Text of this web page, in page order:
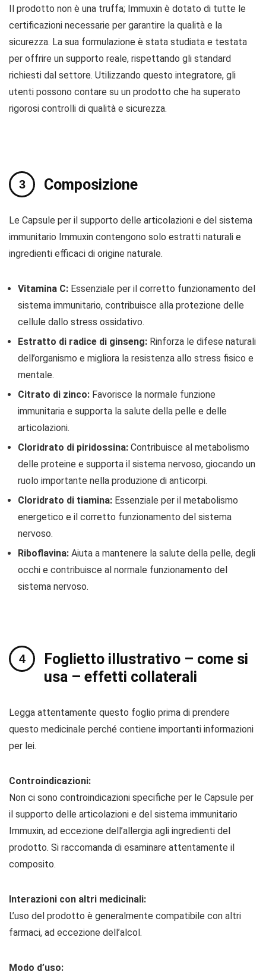
Il prodotto non è una truffa; Immuxin è dotato di tutte le
certificazioni necessarie per garantire la qualità e la
sicurezza. La sua formulazione è stata studiata e testata
per offrire un supporto reale, rispettando gli standard
richiesti dal settore. Utilizzando questo integratore, gli
utenti possono contare su un prodotto che ha superato
rigorosi controlli di qualità e sicurezza.
Composizione
Le Capsule per il supporto delle articolazioni e del sistema
immunitario Immuxin contengono solo estratti naturali e
ingredienti efficaci di origine naturale.
Vitamina C: Essenziale per il corretto funzionamento del
sistema immunitario, contribuisce alla protezione delle
cellule dallo stress ossidativo.
Estratto di radice di ginseng: Rinforza le difese naturali
dell’organismo e migliora la resistenza allo stress fisico e
mentale.
Citrato di zinco: Favorisce la normale funzione
immunitaria e supporta la salute della pelle e delle
articolazioni.
Cloridrato di piridossina: Contribuisce al metabolismo
delle proteine e supporta il sistema nervoso, giocando un
ruolo importante nella produzione di anticorpi.
Cloridrato di tiamina: Essenziale per il metabolismo
energetico e il corretto funzionamento del sistema
nervoso.
Riboflavina: Aiuta a mantenere la salute della pelle, degli
occhi e contribuisce al normale funzionamento del
sistema nervoso.
Foglietto illustrativo – come si
usa – effetti collaterali
Legga attentamente questo foglio prima di prendere
questo medicinale perché contiene importanti informazioni
per lei.
Controindicazioni:
Non ci sono controindicazioni specifiche per le Capsule per
il supporto delle articolazioni e del sistema immunitario
Immuxin, ad eccezione dell’allergia agli ingredienti del
prodotto. Si raccomanda di esaminare attentamente il
composito.
Interazioni con altri medicinali:
L’uso del prodotto è generalmente compatibile con altri
farmaci, ad eccezione dell’alcol.
Modo d’uso: